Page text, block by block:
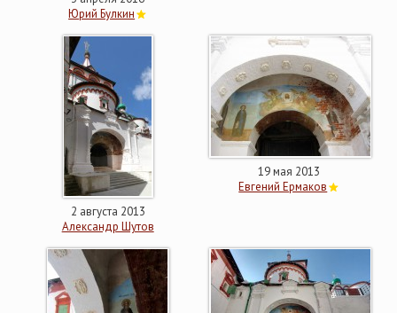
Юрий Булкин
2 августа 2013
Александр Шутов
19 мая 2013
Евгений Ермаков